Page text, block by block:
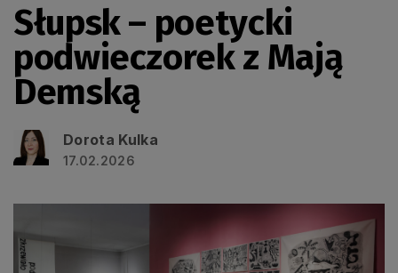
Słupsk – poetycki
podwieczorek z Mają
Demską
Dorota Kulka
17.02.2026